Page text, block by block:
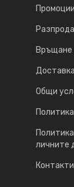
Промоции
Връщане
Доставка
Общи
личните
Контакти